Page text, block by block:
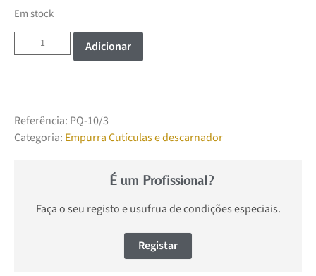
Em stock
Adicionar
Referência: PQ-10/3
Categoria: Empurra Cutículas e descarnador
É um Profissional?
Faça o seu registo e usufrua de condições especiais.
Registar